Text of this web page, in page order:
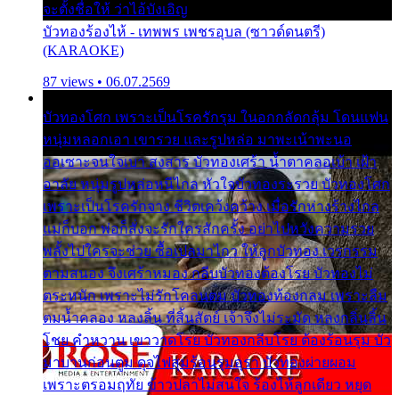
จะตั้งชื่อให้ ว่าไอ้บังเอิญ
บัวทองร้องไห้ - เทพพร เพชรอุบล (ซาวด์ดนตรี)
(KARAOKE)
87 views • 06.07.2569
บัวทองโศก เพราะเป็นโรครักรุม ในอกกลัดกลุ้ม โดนแฟน
หนุ่มหลอกเอา เขารวย และรูปหล่อ มาพะเน้าพะนอ
ออเซาะจนใจเบา สงสาร บัวทองเศร้า น้ำตาคลอเบ้า เฝ้า
อาลัย หนุ่มรูปหล่อหนีไกล หัวใจบัวทองระรวย บัวทองโศก
เพราะเป็นโรครักจาง ชีวิตเคว้งคว้าง เมื่อรักห่างร้างไกล
แม่ก็บอก พ่อก็สั่งจะรักใครสักครั้ง อย่าไปหวังความรวย
พลั้งไปใครจะช่วย ซื้อเปลมาไกว ให้ลูกบัวทอง เวรกรรม
ตามสนอง จึงเศร้าหมอง กลีบบัวทองต้องโรย บัวทองไม่
ตระหนัก เพราะไม่รักโคลนตม บัวทองท้องกลม เพราะลืม
ตมน้ำคลอง หลงลิ้น ที่สิ้นสัตย์ เจ้าจึงไม่ระมัด หลงกลิ่นลิ้น
โชย คำหวาน เขาวาดโรย บัวทองกลีบโรย ต้องร้อนรุม บัว
มาบานก่อนตูม ดุจไฟสุมร้อนรุมอุรา บัวทองผ่ายผอม
เพราะตรอมฤทัย ข้าวปลาไม่สนใจ ร้องไห้ลูกเดียว หยุด